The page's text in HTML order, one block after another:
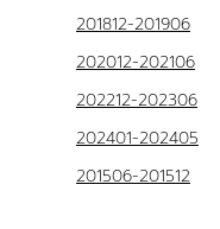
201812-201906
202012-202106
202212-202306
202401-202405
201506-201512